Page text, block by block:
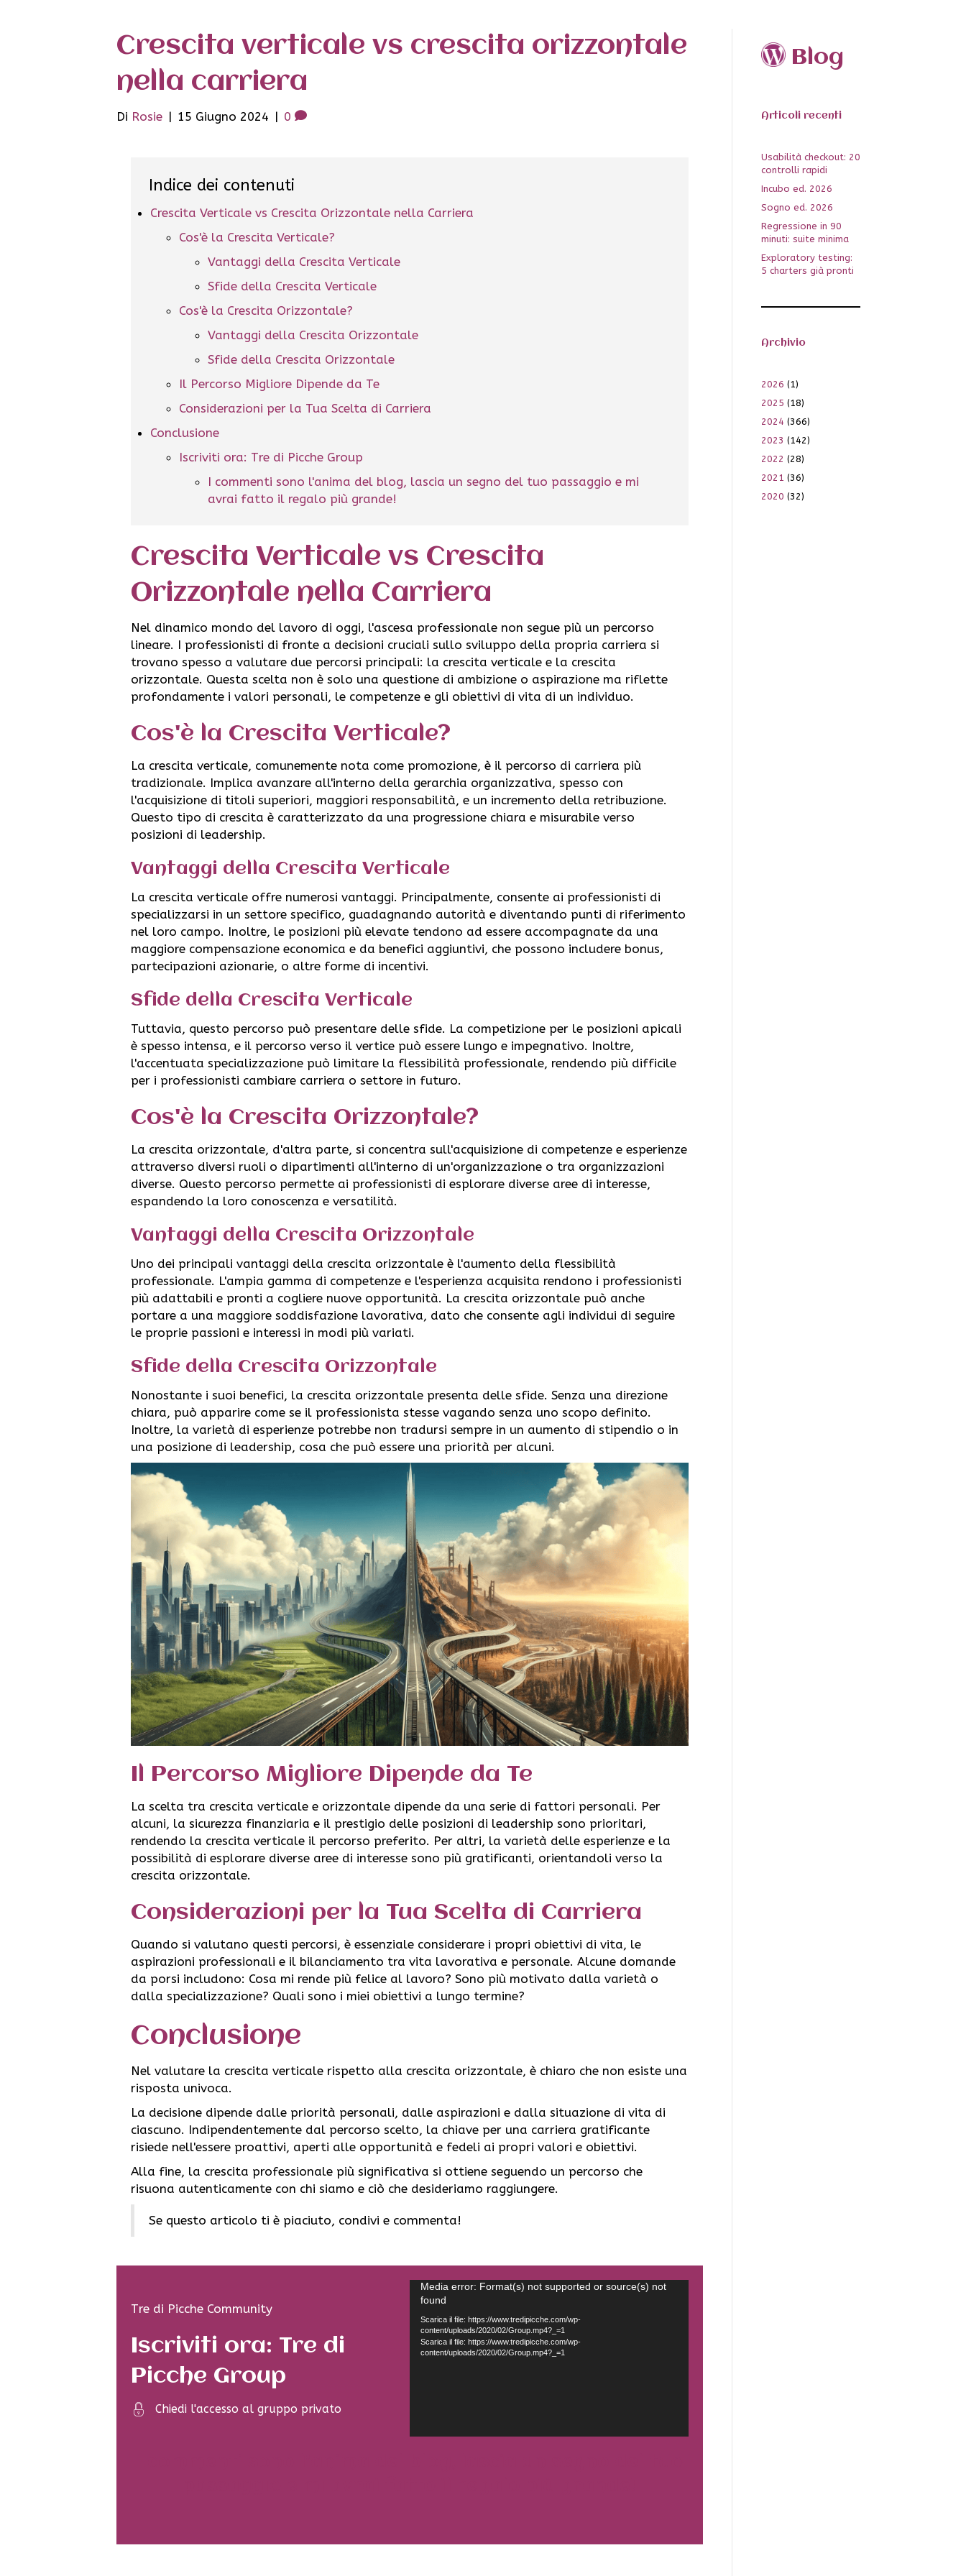
Crescita verticale vs crescita orizzontale
nella carriera
Di Rosie | 15 Giugno 2024 | 0
Indice dei contenuti
Crescita Verticale vs Crescita Orizzontale nella Carriera
Cos'è la Crescita Verticale?
Vantaggi della Crescita Verticale
Sfide della Crescita Verticale
Cos'è la Crescita Orizzontale?
Vantaggi della Crescita Orizzontale
Sfide della Crescita Orizzontale
Il Percorso Migliore Dipende da Te
Considerazioni per la Tua Scelta di Carriera
Conclusione
Iscriviti ora: Tre di Picche Group
I commenti sono l'anima del blog, lascia un segno del tuo passaggio e mi
avrai fatto il regalo più grande!
Crescita Verticale vs Crescita
Orizzontale nella Carriera
Nel dinamico mondo del lavoro di oggi, l'ascesa professionale non segue più un percorso
lineare. I professionisti di fronte a decisioni cruciali sullo sviluppo della propria carriera si
trovano spesso a valutare due percorsi principali: la crescita verticale e la crescita
orizzontale. Questa scelta non è solo una questione di ambizione o aspirazione ma riflette
profondamente i valori personali, le competenze e gli obiettivi di vita di un individuo.
Cos'è la Crescita Verticale?
La crescita verticale, comunemente nota come promozione, è il percorso di carriera più
tradizionale. Implica avanzare all'interno della gerarchia organizzativa, spesso con
l'acquisizione di titoli superiori, maggiori responsabilità, e un incremento della retribuzione.
Questo tipo di crescita è caratterizzato da una progressione chiara e misurabile verso
posizioni di leadership.
Vantaggi della Crescita Verticale
La crescita verticale offre numerosi vantaggi. Principalmente, consente ai professionisti di
specializzarsi in un settore specifico, guadagnando autorità e diventando punti di riferimento
nel loro campo. Inoltre, le posizioni più elevate tendono ad essere accompagnate da una
maggiore compensazione economica e da benefici aggiuntivi, che possono includere bonus,
partecipazioni azionarie, o altre forme di incentivi.
Sfide della Crescita Verticale
Tuttavia, questo percorso può presentare delle sfide. La competizione per le posizioni apicali
è spesso intensa, e il percorso verso il vertice può essere lungo e impegnativo. Inoltre,
l'accentuata specializzazione può limitare la flessibilità professionale, rendendo più difficile
per i professionisti cambiare carriera o settore in futuro.
Cos'è la Crescita Orizzontale?
La crescita orizzontale, d'altra parte, si concentra sull'acquisizione di competenze e esperienze
attraverso diversi ruoli o dipartimenti all'interno di un'organizzazione o tra organizzazioni
diverse. Questo percorso permette ai professionisti di esplorare diverse aree di interesse,
espandendo la loro conoscenza e versatilità.
Vantaggi della Crescita Orizzontale
Uno dei principali vantaggi della crescita orizzontale è l'aumento della flessibilità
professionale. L'ampia gamma di competenze e l'esperienza acquisita rendono i professionisti
più adattabili e pronti a cogliere nuove opportunità. La crescita orizzontale può anche
portare a una maggiore soddisfazione lavorativa, dato che consente agli individui di seguire
le proprie passioni e interessi in modi più variati.
Sfide della Crescita Orizzontale
Nonostante i suoi benefici, la crescita orizzontale presenta delle sfide. Senza una direzione
chiara, può apparire come se il professionista stesse vagando senza uno scopo definito.
Inoltre, la varietà di esperienze potrebbe non tradursi sempre in un aumento di stipendio o in
una posizione di leadership, cosa che può essere una priorità per alcuni.
Il Percorso Migliore Dipende da Te
La scelta tra crescita verticale e orizzontale dipende da una serie di fattori personali. Per
alcuni, la sicurezza finanziaria e il prestigio delle posizioni di leadership sono prioritari,
rendendo la crescita verticale il percorso preferito. Per altri, la varietà delle esperienze e la
possibilità di esplorare diverse aree di interesse sono più gratificanti, orientandoli verso la
crescita orizzontale.
Considerazioni per la Tua Scelta di Carriera
Quando si valutano questi percorsi, è essenziale considerare i propri obiettivi di vita, le
aspirazioni professionali e il bilanciamento tra vita lavorativa e personale. Alcune domande
da porsi includono: Cosa mi rende più felice al lavoro? Sono più motivato dalla varietà o
dalla specializzazione? Quali sono i miei obiettivi a lungo termine?
Conclusione
Nel valutare la crescita verticale rispetto alla crescita orizzontale, è chiaro che non esiste una
risposta univoca.
La decisione dipende dalle priorità personali, dalle aspirazioni e dalla situazione di vita di
ciascuno. Indipendentemente dal percorso scelto, la chiave per una carriera gratificante
risiede nell'essere proattivi, aperti alle opportunità e fedeli ai propri valori e obiettivi.
Alla fine, la crescita professionale più significativa si ottiene seguendo un percorso che
risuona autenticamente con chi siamo e ciò che desideriamo raggiungere.
Se questo articolo ti è piaciuto, condivi e commenta!
Tre di Picche Community
Iscriviti ora: Tre di
Picche Group
Chiedi l'accesso al gruppo privato
Video
Player
Media error: Format(s) not supported or source(s) not
found
Scarica il file: https://www.tredipicche.com/wp-
content/uploads/2020/02/Group.mp4?_=1
Scarica il file: https://www.tredipicche.com/wp-
content/uploads/2020/02/Group.mp4?_=1
Blog
Articoli recenti
Usabilità checkout: 20
controlli rapidi
Incubo ed. 2026
Sogno ed. 2026
Regressione in 90
minuti: suite minima
Exploratory testing:
5 charters già pronti
Archivio
2026 (1)
2025 (18)
2024 (366)
2023 (142)
2022 (28)
2021 (36)
2020 (32)